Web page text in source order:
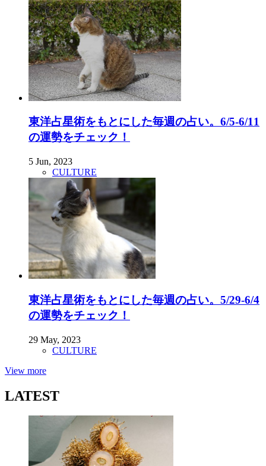
東洋占星術をもとにした毎週の占い。6/5-6/11
の運勢をチェック！
5 Jun, 2023
CULTURE
東洋占星術をもとにした毎週の占い。5/29-6/4
の運勢をチェック！
29 May, 2023
CULTURE
View more
LATEST